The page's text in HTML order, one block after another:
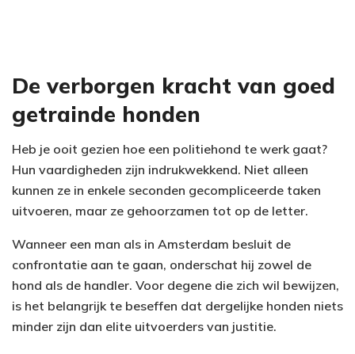
De verborgen kracht van goed
getrainde honden
Heb je ooit gezien hoe een politiehond te werk gaat?
Hun vaardigheden zijn indrukwekkend. Niet alleen
kunnen ze in enkele seconden gecompliceerde taken
uitvoeren, maar ze gehoorzamen tot op de letter.
Wanneer een man als in Amsterdam besluit de
confrontatie aan te gaan, onderschat hij zowel de
hond als de handler. Voor degene die zich wil bewijzen,
is het belangrijk te beseffen dat dergelijke honden niets
minder zijn dan elite uitvoerders van justitie.